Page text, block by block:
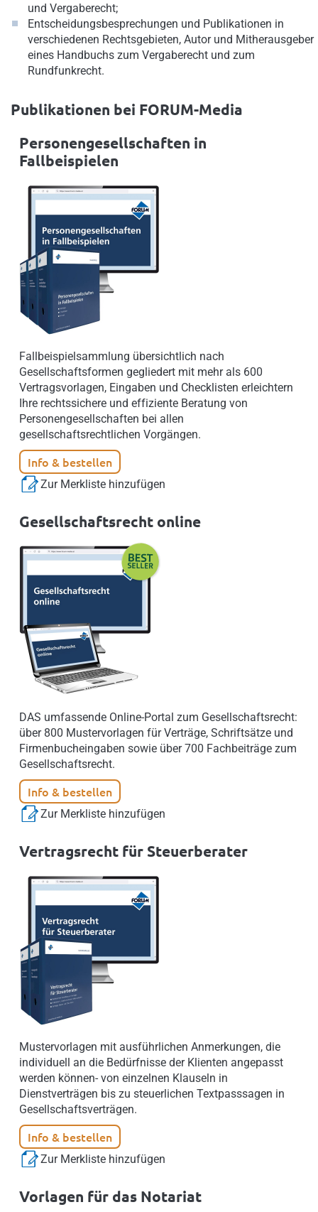
und Vergaberecht;
Entscheidungsbesprechungen und Publikationen in
verschiedenen Rechtsgebieten, Autor und Mitherausgeber
eines Handbuchs zum Vergaberecht und zum
Rundfunkrecht.
Publikationen bei FORUM-Media
Personengesellschaften in
Fallbeispielen
Fallbeispielsammlung übersichtlich nach
Gesellschaftsformen gegliedert mit mehr als 600
Vertragsvorlagen, Eingaben und Checklisten erleichtern
Ihre rechtssichere und effiziente Beratung von
Personengesellschaften bei allen
gesellschaftsrechtlichen Vorgängen.
Info & bestellen
Zur Merkliste hinzufügen
Gesellschaftsrecht online
DAS umfassende Online-Portal zum Gesellschaftsrecht:
über 800 Mustervorlagen für Verträge, Schriftsätze und
Firmenbucheingaben sowie über 700 Fachbeiträge zum
Gesellschaftsrecht.
Info & bestellen
Zur Merkliste hinzufügen
Vertragsrecht für Steuerberater
Mustervorlagen mit ausführlichen Anmerkungen, die
individuell an die Bedürfnisse der Klienten angepasst
werden können- von einzelnen Klauseln in
Dienstverträgen bis zu steuerlichen Textpasssagen in
Gesellschaftsverträgen.
Info & bestellen
Zur Merkliste hinzufügen
Vorlagen für das Notariat